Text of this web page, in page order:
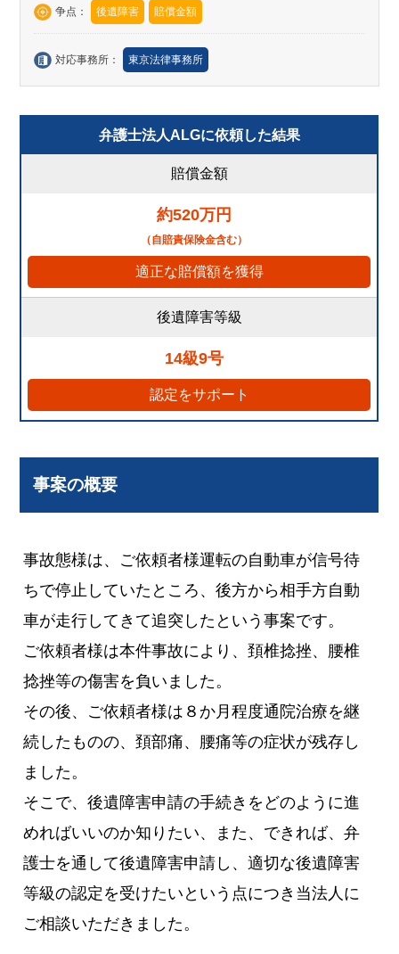
争点： 後遺障害 賠償金額
対応事務所： 東京法律事務所
弁護士法人ALGに依頼した結果
賠償金額
約520万円
（自賠責保険金含む）
適正な賠償額を獲得
後遺障害等級
14級9号
認定をサポート
事案の概要
事故態様は、ご依頼者様運転の自動車が信号待
ちで停止していたところ、後方から相手方自動
車が走行してきて追突したという事案です。
ご依頼者様は本件事故により、頚椎捻挫、腰椎
捻挫等の傷害を負いました。
その後、ご依頼者様は８か月程度通院治療を継
続したものの、頚部痛、腰痛等の症状が残存し
ました。
そこで、後遺障害申請の手続きをどのように進
めればいいのか知りたい、また、できれば、弁
護士を通して後遺障害申請し、適切な後遺障害
等級の認定を受けたいという点につき当法人に
ご相談いただきました。